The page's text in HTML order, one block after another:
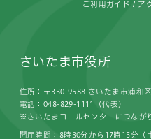
ご利用ガイド ア
さいたま市役所
住所：〒330-9588 さいたま市浦和
電話：048-829-1111（代表）
※さいたまコールセンターにつなが
開庁時間：8時30分から17時15分（